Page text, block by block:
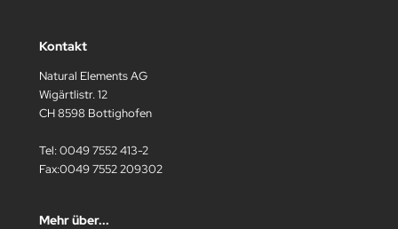
Kontakt
Natural Elements AG
Wigärtlistr. 12
CH 8598 Bottighofen
Tel: 0049 7552 413-2
Fax:0049 7552 209302
Mehr über...